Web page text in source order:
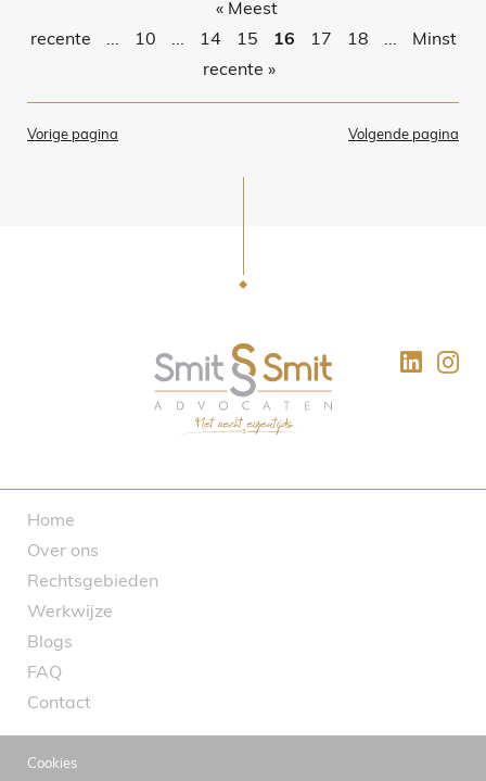
« Meest
recente
... 10 ... 14 15 16 17 18 ...
Minst
recente »
Volgende pagina
Vorige pagina
Home
Over ons
Rechtsgebieden
Werkwijze
Blogs
FAQ
Contact
Cookies